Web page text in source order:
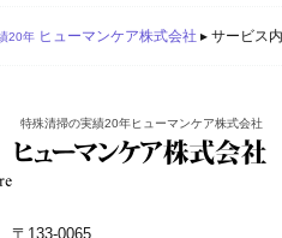
20年 ヒューマンケア株式会社 ▸ サービス
特殊清掃の実績20年ヒューマンケア株式会社
〒133-0065